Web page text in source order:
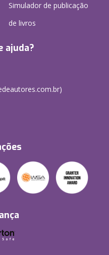
Simulador de publicação
de livros
ajuda?